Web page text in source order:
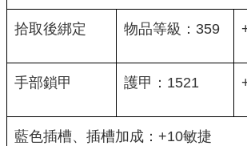
拾取後綁定 物品等級：359
手部鎖甲 護甲：1521
藍色插槽、插槽加成：+10敏捷